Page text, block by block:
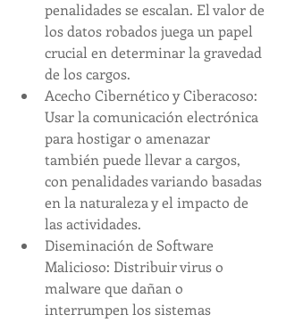
penalidades se escalan. El valor de
los datos robados juega un papel
crucial en determinar la gravedad
de los cargos.
Acecho Cibernético y Ciberacoso:
Usar la comunicación electrónica
para hostigar o amenazar
también puede llevar a cargos,
con penalidades variando basadas
en la naturaleza y el impacto de
las actividades.
Diseminación de Software
Malicioso: Distribuir virus o
malware que dañan o
interrumpen los sistemas